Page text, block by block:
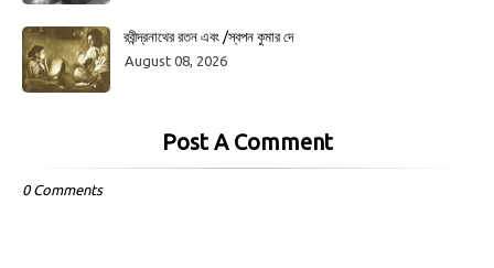
রবীন্দ্রনাথের রতন এবং /স্বপন কুমার দে
August 08, 2026
Post A Comment
0 Comments